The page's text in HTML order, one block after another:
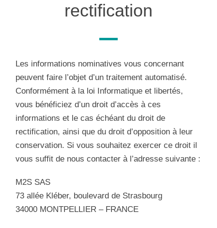
rectification
Les informations nominatives vous concernant
peuvent faire l’objet d’un traitement automatisé.
Conformément à la loi Informatique et libertés,
vous bénéficiez d’un droit d’accès à ces
informations et le cas échéant du droit de
rectification, ainsi que du droit d’opposition à leur
conservation. Si vous souhaitez exercer ce droit il
vous suffit de nous contacter à l’adresse suivante :
M2S SAS
73 allée Kléber, boulevard de Strasbourg
34000 MONTPELLIER – FRANCE